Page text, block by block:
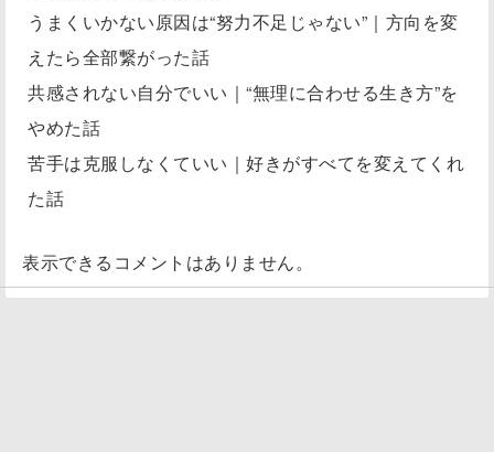
うまくいかない原因は“努力不足じゃない”｜方向を変
えたら全部繋がった話
共感されない自分でいい｜“無理に合わせる生き方”を
やめた話
苦手は克服しなくていい｜好きがすべてを変えてくれ
た話
表示できるコメントはありません。